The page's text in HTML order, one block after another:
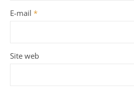
E-mail *
Site web